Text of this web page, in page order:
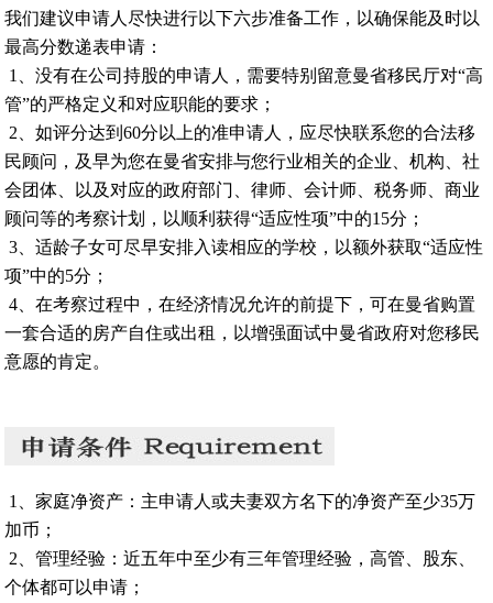
我们建议申请人尽快进行以下六步准备工作，以确保能及时以
最高分数递表申请：
1、没有在公司持股的申请人，需要特别留意曼省移民厅对“高
管”的严格定义和对应职能的要求；
2、如评分达到60分以上的准申请人，应尽快联系您的合法移
民顾问，及早为您在曼省安排与您行业相关的企业、机构、社
会团体、以及对应的政府部门、律师、会计师、税务师、商业
顾问等的考察计划，以顺利获得“适应性项”中的15分；
3、适龄子女可尽早安排入读相应的学校，以额外获取“适应性
项”中的5分；
4、在考察过程中，在经济情况允许的前提下，可在曼省购置
一套合适的房产自住或出租，以增强面试中曼省政府对您移民
意愿的肯定。
1、家庭净资产：主申请人或夫妻双方名下的净资产至少35万
加币；
2、管理经验：近五年中至少有三年管理经验，高管、股东、
个体都可以申请；